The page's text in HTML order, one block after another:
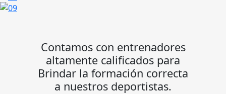
Contamos con entrenadores
altamente calificados para
Brindar la formación correcta
a nuestros deportistas.